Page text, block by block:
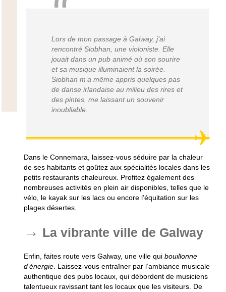
Lors de mon passage à Galway, j’ai
rencontré Siobhan, une violoniste. Elle
jouait dans un pub animé où son sourire
et sa musique illuminaient la soirée.
Siobhan m’a même appris quelques pas
de danse irlandaise au milieu des rires et
des pintes, me laissant un souvenir
inoubliable.
Dans le Connemara, laissez-vous séduire par la chaleur
de ses habitants et goûtez aux spécialités locales dans les
petits restaurants chaleureux. Profitez également des
nombreuses activités en plein air disponibles, telles que le
vélo, le kayak sur les lacs ou encore l’équitation sur les
plages désertes.
La vibrante ville de Galway
Enfin, faites route vers Galway, une ville qui bouillonne
d’énergie. Laissez-vous entraîner par l’ambiance musicale
authentique des pubs locaux, qui débordent de musiciens
talentueux ravissant tant les locaux que les visiteurs. De